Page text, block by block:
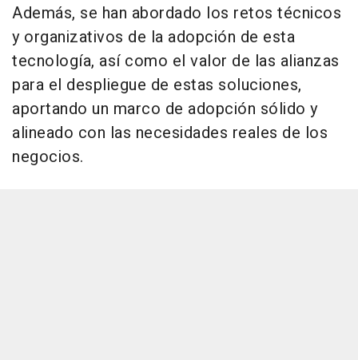
Además, se han abordado los retos técnicos
y organizativos de la adopción de esta
tecnología, así como el valor de las alianzas
para el despliegue de estas soluciones,
aportando un marco de adopción sólido y
alineado con las necesidades reales de los
negocios.